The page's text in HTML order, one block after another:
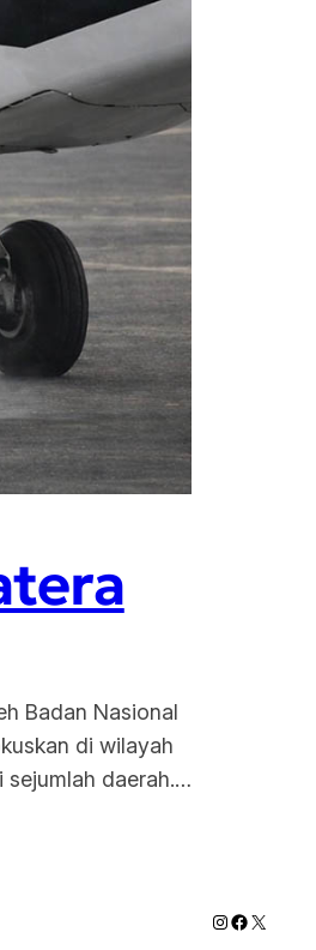
Badan Nasional
di wilayah
sejumlah daerah.…
Instagram
X